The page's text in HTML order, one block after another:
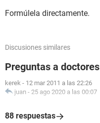
Formúlela directamente.
Discusiones similares
Preguntas a
kerek - 12 mar 2011 a las 22:26
juan - 25 ago 2020 a las 00:07
88 respuestas